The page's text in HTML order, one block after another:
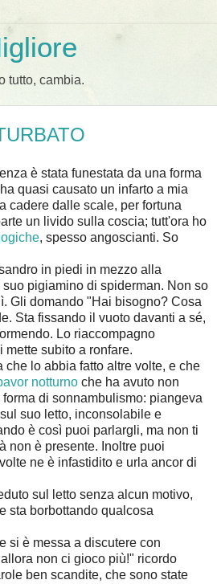
tutto, cambia.
è stata funestata da una forma
quasi causato un infarto a mia
cadere dalle scale, per fortuna
un livido sulla coscia; tutt'ora ho
, spesso angoscianti. So
in piedi in mezzo alla
pigiamino di spiderman. Non so
Gli domando "Hai bisogno? Cosa
Sta fissando il vuoto davanti a sé,
Lo riaccompagno
mette subito a ronfare.
che lo abbia fatto altre volte, e che
notturno che ha avuto non
di sonnambulismo: piangeva
suo letto, inconsolabile e
è così puoi parlargli, ma non ti
non è presente. Inoltre puoi
ne è infastidito e urla ancor di
sul letto senza alcun motivo,
sta borbottando qualcosa
si è messa a discutere con
non ci gioco più!" ricordo
ben scandite, che sono state